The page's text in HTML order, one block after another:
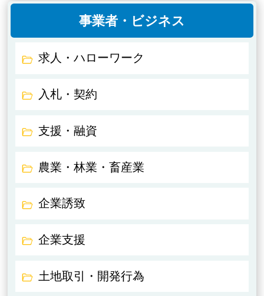
事業者・ビジネス
求人・ハローワーク
入札・契約
支援・融資
農業・林業・畜産業
企業誘致
企業支援
土地取引・開発行為